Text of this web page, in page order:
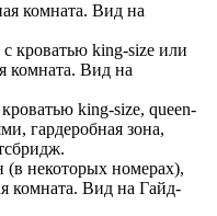
комната. Вид на
кроватью king-size или
комната. Вид на
king-size, queen-
гардеробная зона,
(в некоторых номерах),
комната. Вид на Гайд-